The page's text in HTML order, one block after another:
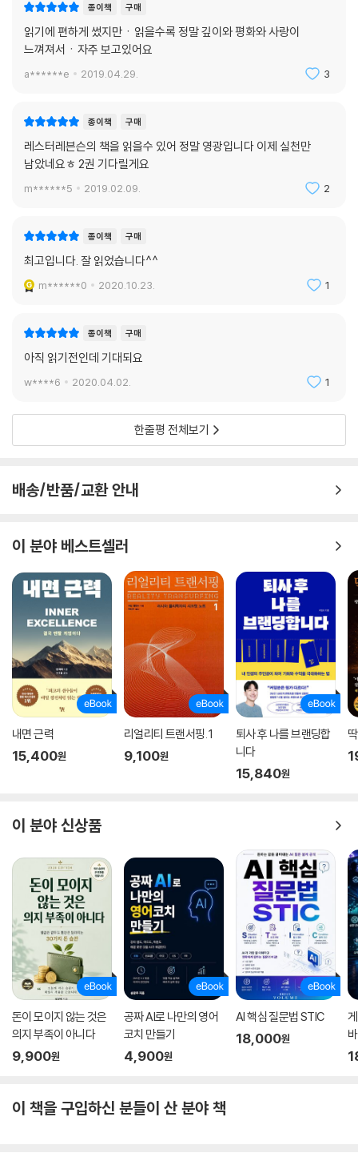
종이책 구매
읽기에 편하게 썼지만ㆍ읽을수록 정말 깊이와 평화와 사랑이
느껴져서ㆍ자주 보고있어요
a******e 2019.04.29. 3
종이책 구매
레스터레븐슨의 책을 읽을수 있어 정말 영광입니다 이제 실천만
남았네요ㅎ 2권 기다릴게요
m******5 2019.02.09. 2
종이책 구매
최고입니다. 잘 읽었습니다^^
m******0 2020.10.23. 1
종이책 구매
아직 읽기전인데 기대되요
w****6 2020.04.02. 1
한줄평 전체보기
배송/반품/교환 안내
이 분야 베스트셀러
내면 근력
15,400원
리얼리티 트랜서핑. 1
9,100원
퇴사 후 나를 브랜딩합
니다
15,840원
이 분야 신상품
돈이 모이지 않는 것은
의지 부족이 아니다
9,900원
공짜 AI로 나만의 영어
코치 만들기
4,900원
AI 핵심 질문법 STIC
18,000원
이 책을 구입하신 분들이 산 분야 책